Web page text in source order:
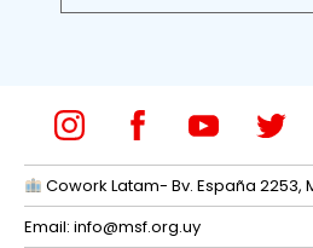
Cowork Latam- Bv. España 2253,
Email: info@msf.org.uy